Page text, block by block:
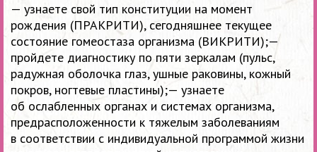
— узнаете свой тип конституции на момент
рождения (ПРАКРИТИ), сегодняшнее текущее
состояние гомеостаза организма (ВИКРИТИ);—
пройдете диагностику по пяти зеркалам (пульс,
радужная оболочка глаз, ушные раковины, кожный
покров, ногтевые пластины);— узнаете
об ослабленных органах и системах организма,
предрасположенности к тяжелым заболеваниям
в соответствии с индивидуальной программой жизни